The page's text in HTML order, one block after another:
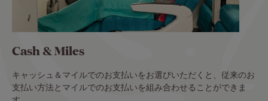
Cash & Miles
キャッシュ＆マイルでのお支払いをお選びいただくと、従来のお
支払い方法とマイルでのお支払いを組み合わせることができま